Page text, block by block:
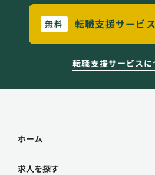
無料 転職支援サービ
転職支援サービスに
ホーム
求人を探す